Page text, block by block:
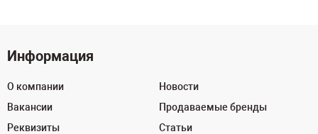
Информация
О компании
Вакансии
Реквизиты
Новости
Продаваемые бренды
Статьи